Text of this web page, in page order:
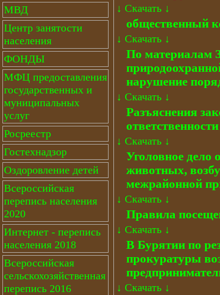
МВД
Центр занятости
населения
ФОНДЫ
МФЦ предоставления
государственных и
муниципальных
услуг
Росреестр
Гостехнадзор
Оздоровление детей
Всероссийская
перепись населения
2020
Интернет - перепись
населения 2018
Всероссийская
сельскохозяйственная
перепись 2016
↓ Скачать ↓
общественный
↓ Скачать ↓
По материалам
нарушение
↓ Скачать ↓
Разъяснения
↓ Скачать ↓
Уголовное дело
животных,
межрайонной
↓ Скачать ↓
Правила
↓ Скачать ↓
В Бурятии по
прокуратуры
↓ Скачать ↓